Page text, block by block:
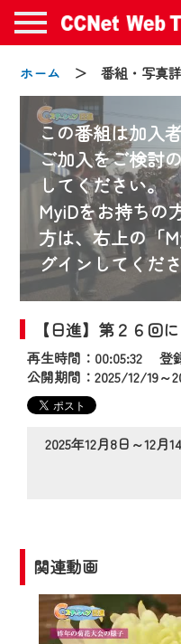
ホーム ＞ 番組・写真
この番組は加入
ご加入をご検討
してください。
MyiDをお持ちの
方は、右上の「
グインしてくだ
【日進】第２６回
再生時間：00:05:32 登
公開期間：2025/12/19～
2025年12月8日～12月
関連動画
お
2024/09/02
動画配信サービス
年9月24日からリ
【変更点】
◆デザイン変更に
の動画コンテンツ
◆当社アプリやＰ
でも・どこでも・
2024年9月24日か
ビス向上のため、
『CCNet Web TV